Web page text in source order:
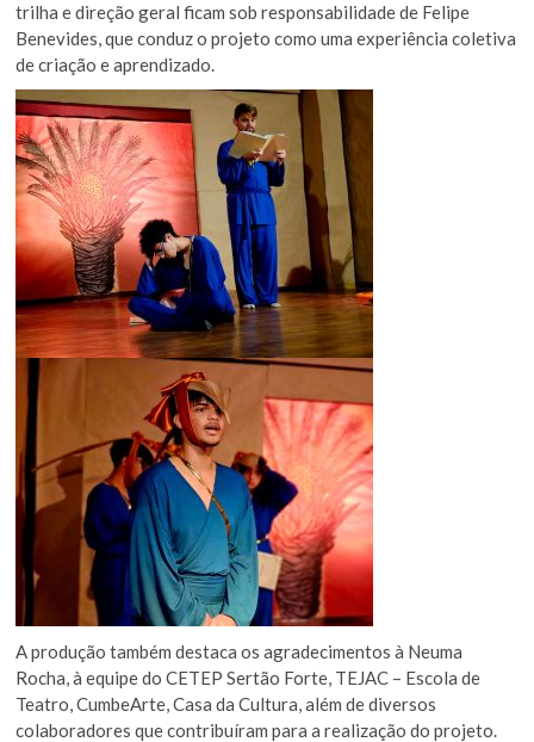
trilha e direção geral ficam sob responsabilidade de Felipe
Benevides, que conduz o projeto como uma experiência coletiva
de criação e aprendizado.
A produção também destaca os agradecimentos à Neuma
Rocha, à equipe do CETEP Sertão Forte, TEJAC – Escola de
Teatro, CumbeArte, Casa da Cultura, além de diversos
colaboradores que contribuíram para a realização do projeto.